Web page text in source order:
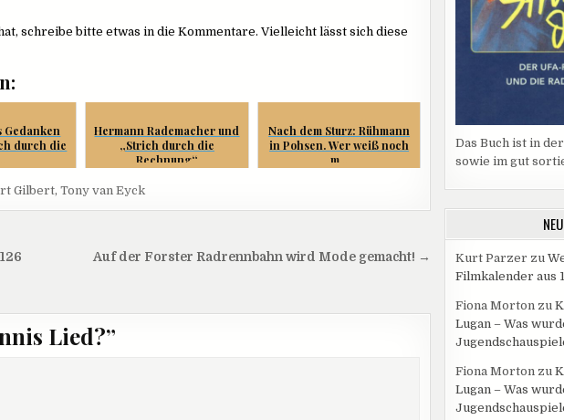
schreibe bitte etwas in die Kommentare. Vielleicht lässt sich diese
Gedanken
durch die
Hermann Rademacher und
„Strich durch die
Rechnung“
Nach dem Sturz: Rühmann
in Pohsen. Wer weiß noch
m...
Gilbert, Tony van Eyck
Auf der Forster Radrennbahn wird Mode gemacht! →
Lied?”
Das Buch ist in
sowie im gut
Kurt Parzer zu
Filmkalender aus
Fiona Mortonzu
Lugan – Was
Fiona Mortonzu
Lugan – Was